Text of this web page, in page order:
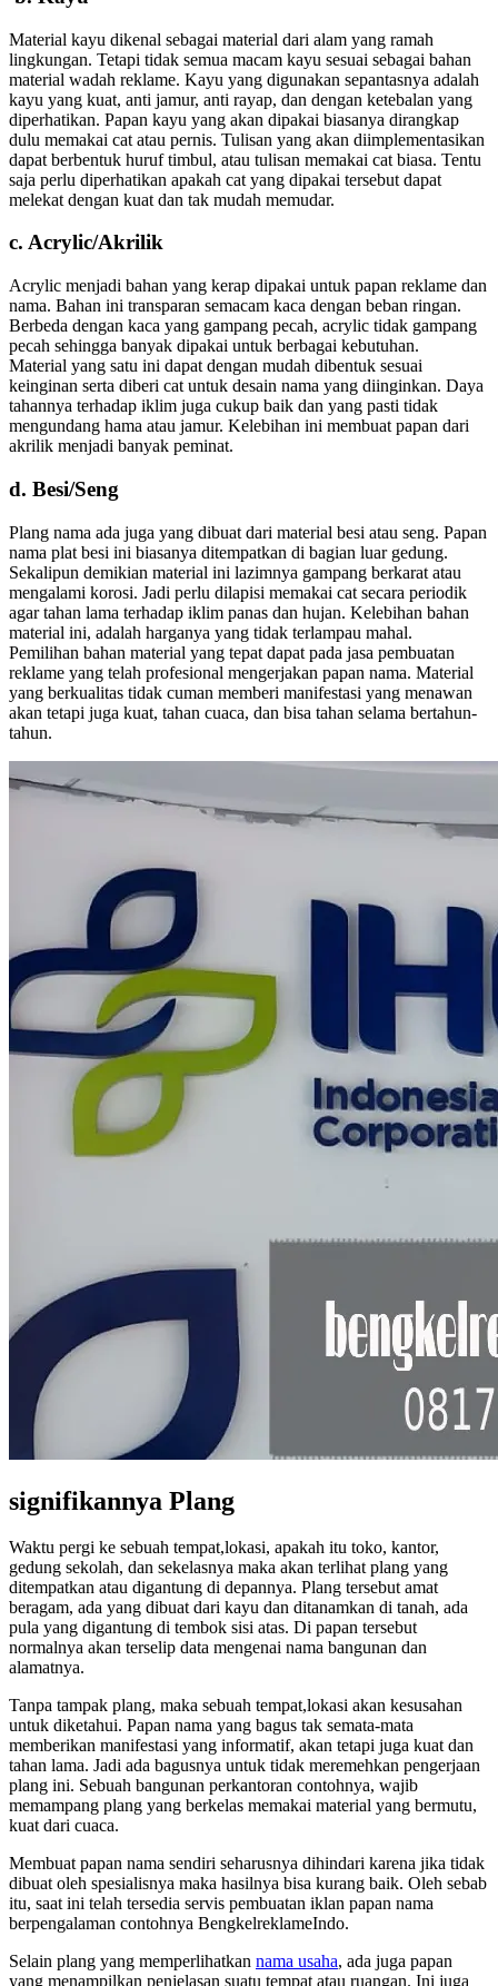
Material kayu dikenal sebagai material dari alam yang ramah
lingkungan. Tetapi tidak semua macam kayu sesuai sebagai bahan
material wadah reklame. Kayu yang digunakan sepantasnya adalah
kayu yang kuat, anti jamur, anti rayap, dan dengan ketebalan yang
diperhatikan. Papan kayu yang akan dipakai biasanya dirangkap
dulu memakai cat atau pernis. Tulisan yang akan diimplementasikan
dapat berbentuk huruf timbul, atau tulisan memakai cat biasa. Tentu
saja perlu diperhatikan apakah cat yang dipakai tersebut dapat
melekat dengan kuat dan tak mudah memudar.
c. Acrylic/Akrilik
Acrylic menjadi bahan yang kerap dipakai untuk papan reklame dan
nama. Bahan ini transparan semacam kaca dengan beban ringan.
Berbeda dengan kaca yang gampang pecah, acrylic tidak gampang
pecah sehingga banyak dipakai untuk berbagai kebutuhan.
Material yang satu ini dapat dengan mudah dibentuk sesuai
keinginan serta diberi cat untuk desain nama yang diinginkan. Daya
tahannya terhadap iklim juga cukup baik dan yang pasti tidak
mengundang hama atau jamur. Kelebihan ini membuat papan dari
akrilik menjadi banyak peminat.
d. Besi/Seng
Plang nama ada juga yang dibuat dari material besi atau seng. Papan
nama plat besi ini biasanya ditempatkan di bagian luar gedung.
Sekalipun demikian material ini lazimnya gampang berkarat atau
mengalami korosi. Jadi perlu dilapisi memakai cat secara periodik
agar tahan lama terhadap iklim panas dan hujan. Kelebihan bahan
material ini, adalah harganya yang tidak terlampau mahal.
Pemilihan bahan material yang tepat dapat pada jasa pembuatan
reklame yang telah profesional mengerjakan papan nama. Material
yang berkualitas tidak cuman memberi manifestasi yang menawan
akan tetapi juga kuat, tahan cuaca, dan bisa tahan selama bertahun-
tahun.
signifikannya Plang
Waktu pergi ke sebuah tempat,lokasi, apakah itu toko, kantor,
gedung sekolah, dan sekelasnya maka akan terlihat plang yang
ditempatkan atau digantung di depannya. Plang tersebut amat
beragam, ada yang dibuat dari kayu dan ditanamkan di tanah, ada
pula yang digantung di tembok sisi atas. Di papan tersebut
normalnya akan terselip data mengenai nama bangunan dan
alamatnya.
Tanpa tampak plang, maka sebuah tempat,lokasi akan kesusahan
untuk diketahui. Papan nama yang bagus tak semata-mata
memberikan manifestasi yang informatif, akan tetapi juga kuat dan
tahan lama. Jadi ada bagusnya untuk tidak meremehkan pengerjaan
plang ini. Sebuah bangunan perkantoran contohnya, wajib
memampang plang yang berkelas memakai material yang bermutu,
kuat dari cuaca.
Membuat papan nama sendiri seharusnya dihindari karena jika tidak
dibuat oleh spesialisnya maka hasilnya bisa kurang baik. Oleh sebab
itu, saat ini telah tersedia servis pembuatan iklan papan nama
berpengalaman contohnya BengkelreklameIndo.
Selain plang yang memperlihatkan nama usaha, ada juga papan
yang menampilkan penjelasan suatu tempat atau ruangan. Ini juga